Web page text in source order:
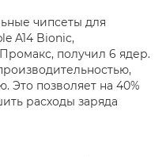
чипсеты для
A14 Bionic,
получил 6 ядер.
Это позволяет на 40%
расходы заряда